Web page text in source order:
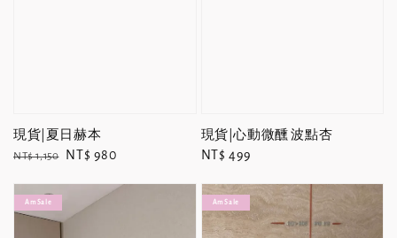
現貨|夏日赫本
Regular
NT$ 1,150
Sale
NT$ 980
現貨|心動微醺 波點杏
Regular
NT$ 499
Am Sale Am Sale